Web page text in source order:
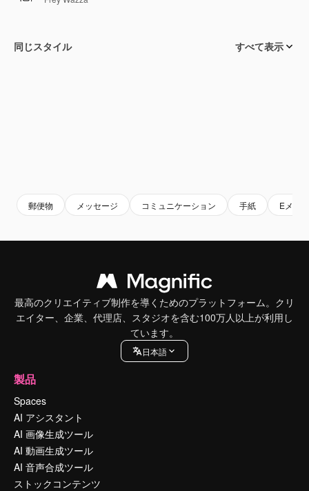
同じスタイル すべて表示
郵便物 メッセージ コミュニケーション 手紙 Eメール
最高のクリエイティブ制作を導くためのプラットフォーム。クリ
エイター、企業、代理店、スタジオを含む100万人以上が利用し
ています。
日本語
製品
Spaces
AI アシスタント
AI 画像生成ツール
AI 動画生成ツール
AI 音声合成ツール
ストックコンテンツ